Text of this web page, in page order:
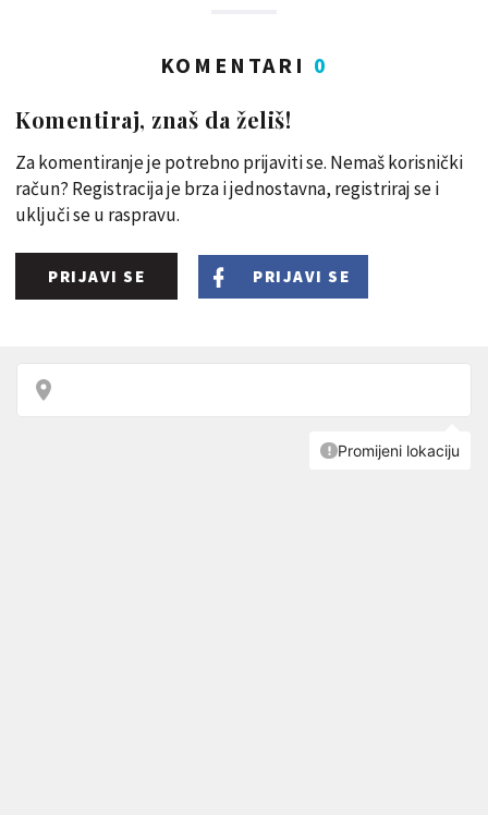
KOMENTARI 0
Komentiraj, znaš da želiš!
Za komentiranje je potrebno prijaviti se. Nemaš korisnički
račun? Registracija je brza i jednostavna, registriraj se i
uključi se u raspravu.
PRIJAVI SE PRIJAVI SE